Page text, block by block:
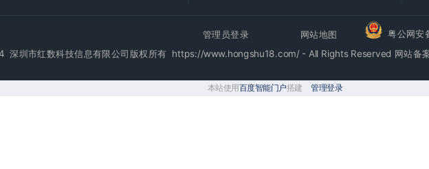
深圳市红数科技信息有限公司版权所有 https://www.hongshu18.com/ - All Rights Reserved 网站备
管理员登录 网站地图 粤公网
本站使用百度智能门户搭建 管理登录